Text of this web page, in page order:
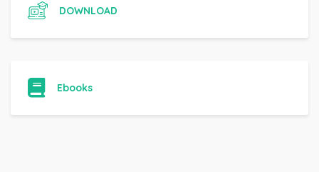
DOWNLOAD
Ebooks